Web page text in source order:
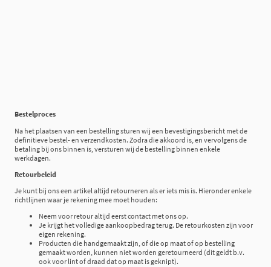
Bestelproces
Na het plaatsen van een bestelling sturen wij een bevestigingsbericht met de
definitieve bestel- en verzendkosten. Zodra die akkoord is, en vervolgens de
betaling bij ons binnen is, versturen wij de bestelling binnen enkele
werkdagen.
Retourbeleid
Je kunt bij ons een artikel altijd retourneren als er iets mis is. Hieronder enkele
richtlijnen waar je rekening mee moet houden:
Neem voor retour altijd eerst contact met ons op.
Je krijgt het volledige aankoopbedrag terug. De retourkosten zijn voor
eigen rekening.
Producten die handgemaakt zijn, of die op maat of op bestelling
gemaakt worden, kunnen niet worden geretourneerd (dit geldt b.v.
ook voor lint of draad dat op maat is geknipt).